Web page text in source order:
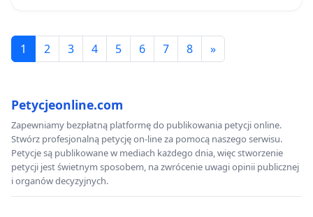
1 2 3 4 5 6 7 8 »
Petycjeonline.com
Zapewniamy bezpłatną platformę do publikowania petycji online.
Stwórz profesjonalną petycję on-line za pomocą naszego serwisu.
Petycje są publikowane w mediach każdego dnia, więc stworzenie
petycji jest świetnym sposobem, na zwrócenie uwagi opinii publicznej
i organów decyzyjnych.